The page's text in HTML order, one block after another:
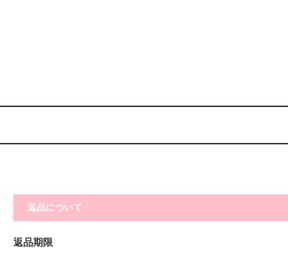
返品について
返品期限